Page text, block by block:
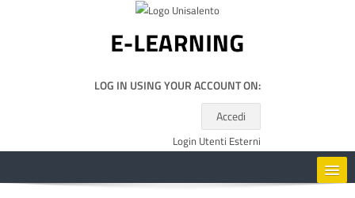
LOG IN USING YOUR ACCOUNT ON:
Accedi
Login Utenti Esterni